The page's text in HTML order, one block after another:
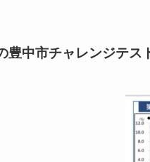
豊中市チャレンジテス